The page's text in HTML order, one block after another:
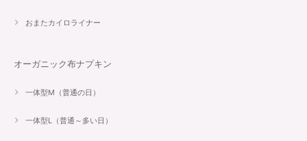
おまたカイロライナー
オーガニック布ナプキン
一体型M（普通の日）
一体型L（普通～多い日）